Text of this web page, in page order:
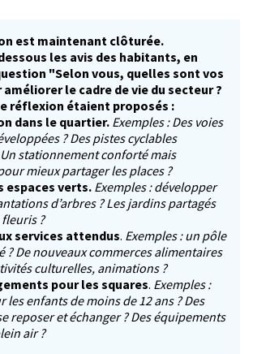
est maintenant clôturée.
les avis des habitants, en
"Selon vous, quelles sont vos
le cadre de vie du secteur ?
réflexion étaient proposés :
dans le quartier.Exemples : Des voies
? Des pistes cyclables
Un stationnement conforté mais
mieux partager les places ?
espaces verts. Exemples : développer
d’arbres ? Les jardins partagés
fleuris ?
services attendus. Exemples : un pôle
? De nouveaux commerces alimentaires
culturelles, animations ?
pour les squares. Exemples :
les enfants de moins de 12 ans ? Des
reposer et échanger ? Des équipements
air ?